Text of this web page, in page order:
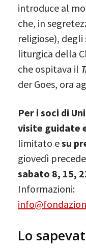
introduce al
che, in
religiose),
liturgica della
che ospitava il
der Goes, ora
Per i soci di
visite guidate
limitato esu
giovedì
sabato 8, 15,
Informazioni:
Lo